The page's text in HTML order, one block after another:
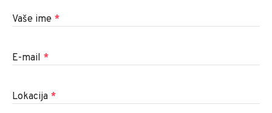
Vaše ime *
E-mail *
Lokacija *